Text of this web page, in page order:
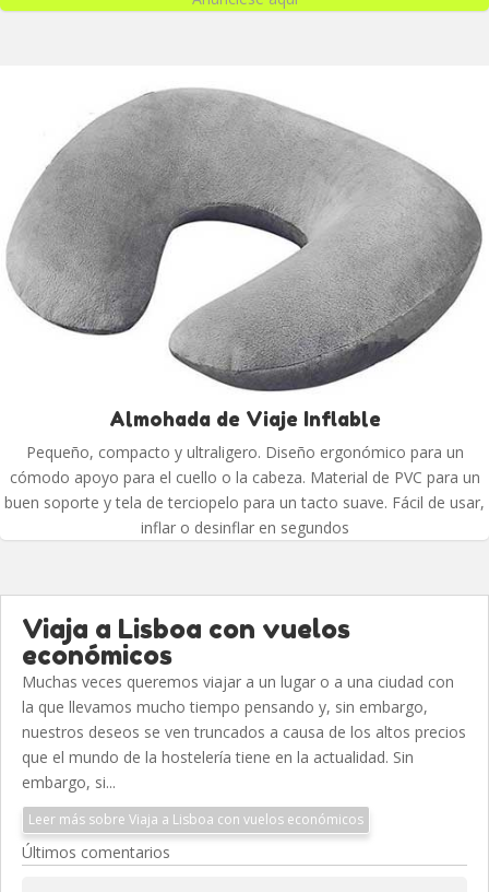
Almohada de Viaje Inflable
Pequeño, compacto y ultraligero. Diseño ergonómico para un
cómodo apoyo para el cuello o la cabeza. Material de PVC para un
buen soporte y tela de terciopelo para un tacto suave. Fácil de usar,
inflar o desinflar en segundos
Viaja a Lisboa con vuelos
económicos
Muchas veces queremos viajar a un lugar o a una ciudad con
la que llevamos mucho tiempo pensando y, sin embargo,
nuestros deseos se ven truncados a causa de los altos precios
que el mundo de la hostelería tiene en la actualidad. Sin
embargo, si...
Leer más sobre Viaja a Lisboa con vuelos económicos
Últimos comentarios